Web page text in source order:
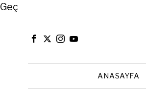
Close
Geç
ANASAYFA